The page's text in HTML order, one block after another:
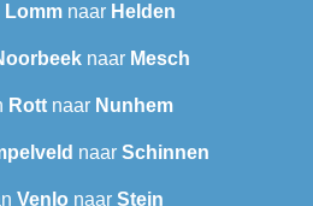
Lomm naar Helden
naar Mesch
Rottnaar Nunhem
naar Schinnen
Venlo naar Stein